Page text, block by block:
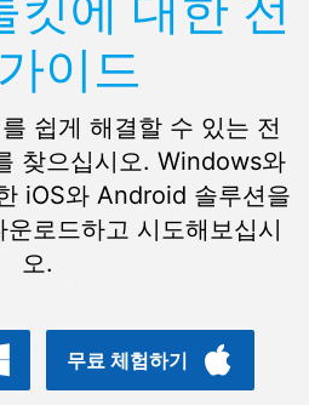
데이트를 제공
문가 팁 및 최
이드
쉽게 해결할 수 있는 전
찾으십시오. Windows와
iOS와 Android 솔루션을
로드하고 시도해보십시
오.
무료 체험하기